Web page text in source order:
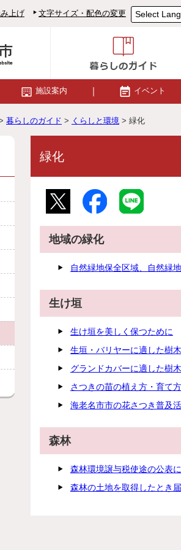
上げ 文字サイズ・配色の変更
施設案内 イベント
暮らしのガイド > くらしと環境 > 緑化
緑化
地域の緑化
自然緑地保全区域、自然緑
生け垣
生け垣を美しく保つために
生垣・バリヤーに適した樹木
グランドカバーに適した樹木
さつきの苗の植え方・育て方
海老名市市の花さつき普及
森林
森林環境譲与税使途の公表
森林の土地を取得したとき